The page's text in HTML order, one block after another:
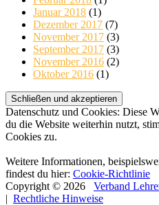
Januar 2018 (1)
Dezember 2017 (7)
November 2017 (3)
September 2017 (3)
November 2016 (2)
Oktober 2016 (1)
Datenschutz und Cookies: Diese
du die Website weiterhin nutzt,
Cookies zu.
Weitere Informationen,
findest du hier: Cookie-Richtlinie
Copyright © 2026 Verband
| Rechtliche Hinweise